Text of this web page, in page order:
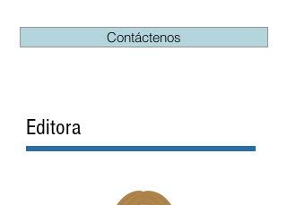
Editora
Contáctenos